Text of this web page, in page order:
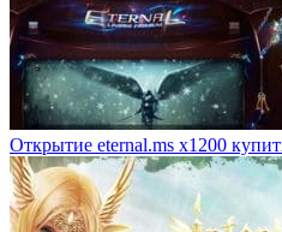
Открытие eternal.ms x1200